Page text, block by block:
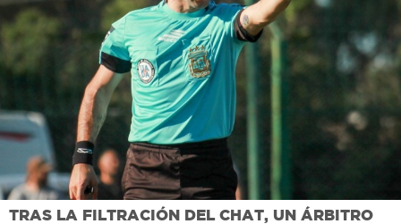
TRAS LA FILTRACIÓN DEL CHAT, UN ÁRBITRO